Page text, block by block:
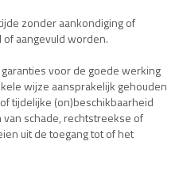
zonder aankondiging of
aangevuld worden.
voor de goede werking
wijze aansprakelijk gehouden
tijdelijke (on)beschikbaarheid
schade, rechtstreekse of
uit de toegang tot of het